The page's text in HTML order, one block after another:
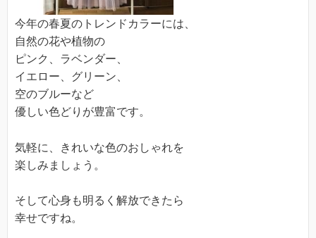
今年の春夏のトレンドカラーには、
自然の花や植物の
ピンク、ラベンダー、
イエロー、グリーン、
空のブルーなど
優しい色どりが豊富です。
気軽に、きれいな色のおしゃれを
楽しみましょう。
そして心身も明るく解放できたら
幸せですね。